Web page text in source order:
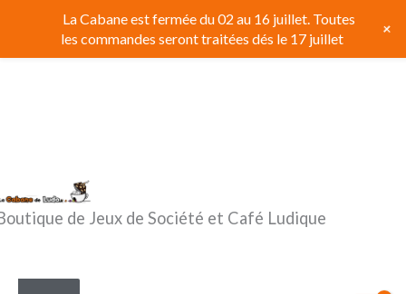
contenu
de Jeux de Société et Café Ludique
La Cabane est fermée du 02 au 16 juillet. Toutes
les commandes seront traitées dés le 17 juillet
+